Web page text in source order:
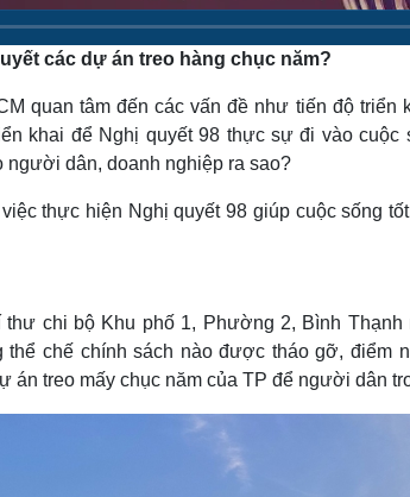
yêu - Gia đình
Âm nhạc
các dự án treo hàng chục năm?
quan tâm đến các vấn đề như tiến độ triển
khai để Nghị quyết 98 thực sự đi vào cuộc
người dân, doanh nghiệp ra sao?
thực hiện Nghị quyết 98 giúp cuộc sống
chi bộ Khu phố 1, Phường 2, Bình
thể chế chính sách nào được tháo gỡ, điểm
án treo mấy chục năm của TP để người dân